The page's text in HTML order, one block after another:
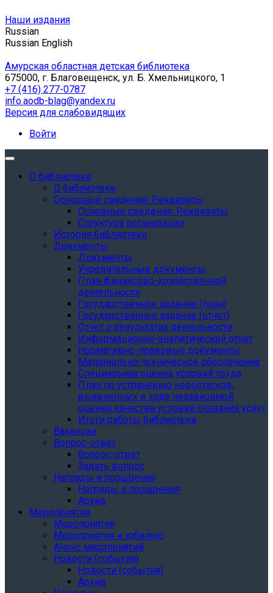
Наши издания
Russian
Russian English
Амурская областная детская библиотека
675000, г. Благовещенск, ул. Б. Хмельницкого, 1
+7 (416) 277-0787
info.aodb-blag@yandex.ru
Версия для слабовидящих
Войти
О библиотеке
О библиотеке
Основные сведения. Реквизиты
Основные сведения. Реквизиты
Структура организации
История библиотеки
Документы
Документы
Учредительные документы
План финансово-хозяйственной
деятельности
Государственное задание (план)
Государственное задание (отчет)
Отчет о результатах деятельности
Информационно-аналитический отчет
Нормативно-правовые документы
Материально-техническое обеспечение
Специальная оценка условий труда
План по устранению недостатков,
выявленных в ходе независимой
оценки качества условий оказания услуг
Итоги работы библиотеки
Вакансии
Вопрос-ответ
Вопрос-ответ
Задать вопрос
Награды и поощрения
Награды и поощрения
Архив
Мероприятия
Мероприятия
Мероприятия к юбилею
Анонс мероприятий
Новости (события)
Новости (события)
Архив